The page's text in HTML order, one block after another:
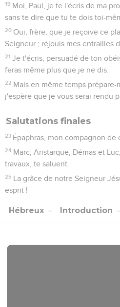
19 Moi, Paul, je te l'écris de ma
sans te dire que tu te dois toi-
20 Oui, frère, que je reçoive ce
Seigneur ; réjouis mes entrailles
21 Je t'écris, persuadé de ton
feras même plus que je ne dis.
22 Mais en même temps
j'espère que je vous serai rendu
Salutations finales
23 Épaphras, mon compagnon de
24 Marc, Aristarque, Démas et
travaux, te saluent.
25 La grâce de notre Seigneur
esprit !
Hébreux Introduction